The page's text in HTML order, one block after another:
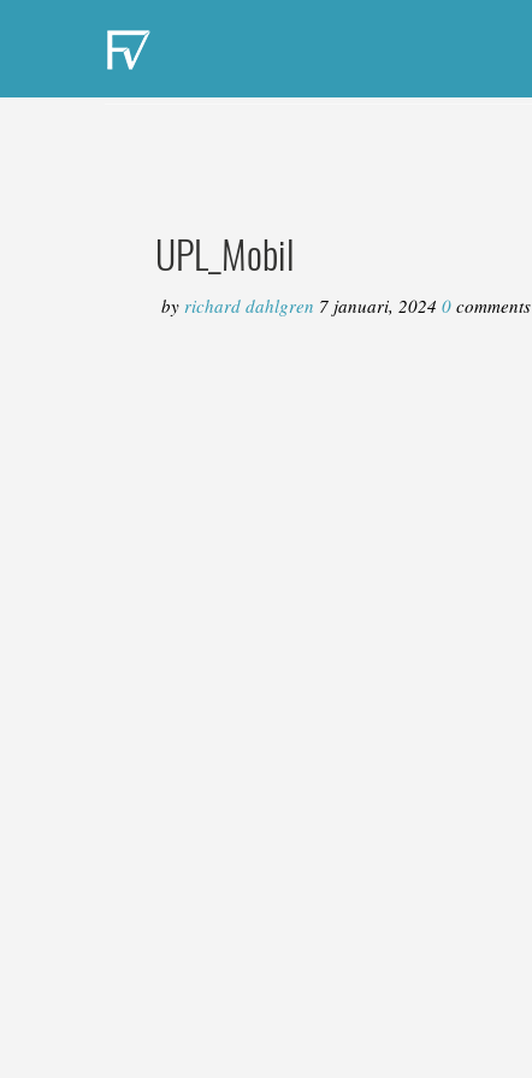
UPL_Mobil
byrichard dahlgren 7 januari, 2024 0comments